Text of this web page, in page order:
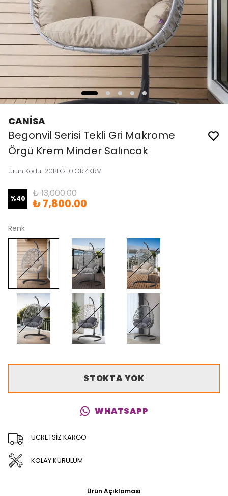
CANİSA
Begonvil Serisi Tekli Gri Makrome
Örgü Krem Minder Salıncak
Ürün Kodu: 20BEGT01GRI4KRM
%40 ₺ 13,000.00
₺ 7,800.00
Renk
STOKTA YOK
WHATSAPP
ÜCRETSİZ KARGO
KOLAY KURULUM
Ürün Açıklaması